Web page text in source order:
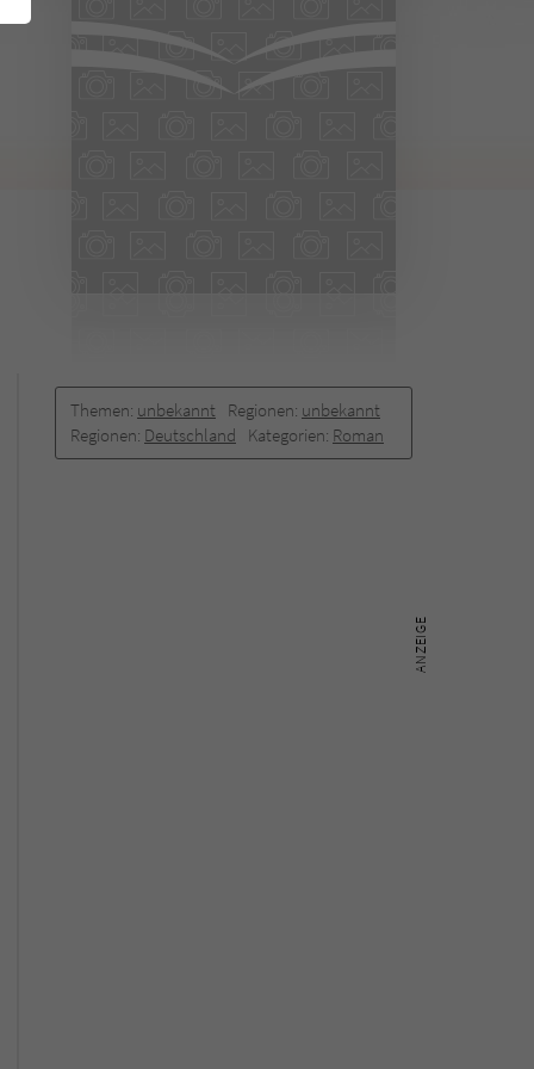
Themen: unbekannt Regionen: unbekannt
Regionen: Deutschland Kategorien: Roman